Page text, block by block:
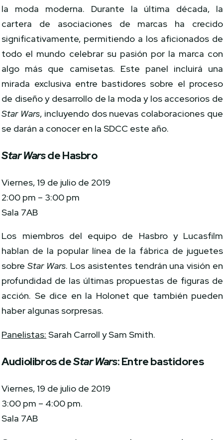
la moda moderna. Durante la última década, la
cartera de asociaciones de marcas ha crecido
significativamente, permitiendo a los aficionados de
todo el mundo celebrar su pasión por la marca con
algo más que camisetas. Este panel incluirá una
mirada exclusiva entre bastidores sobre el proceso
de diseño y desarrollo de la moda y los accesorios de
Star Wars, incluyendo dos nuevas colaboraciones que
se darán a conocer en la SDCC este año.
Star Warsde Hasbro
Viernes, 19 de julio de 2019
2:00 pm – 3:00 pm
Sala 7AB
Los miembros del equipo de Hasbro y Lucasfilm
hablan de la popular línea de la fábrica de juguetes
sobreStar Wars. Los asistentes tendrán una visión en
profundidad de las últimas propuestas de figuras de
acción. Se dice en la Holonet que también pueden
haber algunas sorpresas.
Panelistas: Sarah Carroll y Sam Smith.
Audiolibros deStar Wars: Entre bastidores
Viernes, 19 de julio de 2019
3:00 pm – 4:00 pm.
Sala 7AB